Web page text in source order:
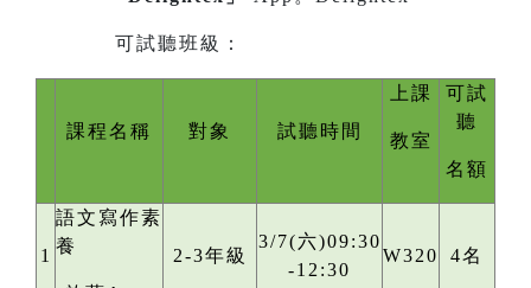
可試聽班級：
課程名稱 對象 試聽時間
上課
教室
可試
聽
名額
1
語文寫作素
養
2-3年級
3/7(六)09:30
-12:30
W320 4名